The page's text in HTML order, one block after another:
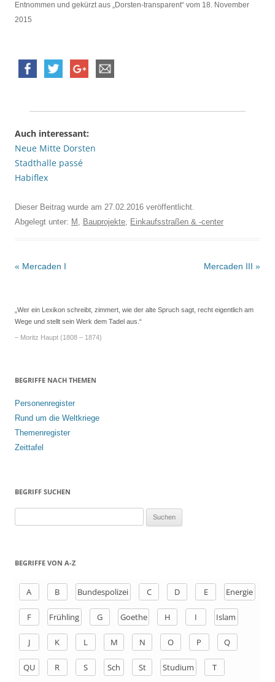
Entnommen und gekürzt aus „Dorsten-transparent“ vom 18. November
2015
Auch interessant:
Neue Mitte Dorsten
Stadthalle passé
Habiflex
Dieser Beitrag wurde am 27.02.2016 veröffentlicht.
Abgelegt unter: M , Bauprojekte, Einkaufsstraßen & -center
Beitrags-
« Mercaden I Mercaden III »
„Wer ein Lexikon schreibt, zimmert, wie der alte Spruch sagt, recht eigentlich am
Wege und stellt sein Werk dem Tadel aus.“
– Moritz Haupt (1808 – 1874)
BEGRIFFE NACH THEMEN
Personenregister
Rund um die Weltkriege
Themenregister
Zeittafel
BEGRIFF SUCHEN
h
BEGRIFFE VON A-Z
A B Bundespolizei C D E Energie
F Frühling G Goethe H I Islam
J K L M N O P Q
QU R S Sch St Studium T